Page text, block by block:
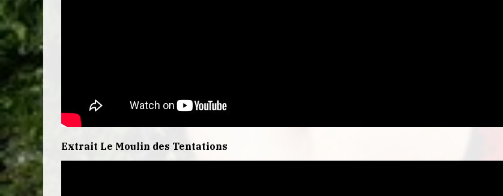
Extrait Le Moulin des Tentations